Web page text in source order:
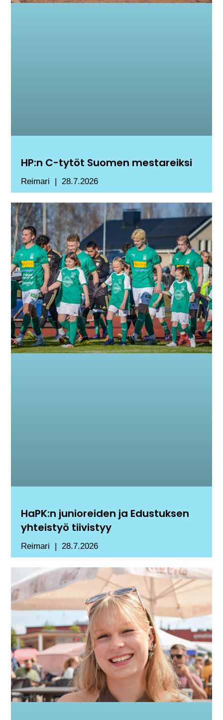
HP:n C-tytöt Suomen mestareiksi
Reimari 28.7.2026
HaPK:n junioreiden ja Edustuksen
yhteistyö tiivistyy
Reimari 28.7.2026